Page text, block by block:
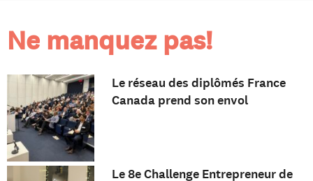
Ne manquez pas!
Le réseau des diplômés France
Canada prend son envol
Le 8e Challenge Entrepreneur de